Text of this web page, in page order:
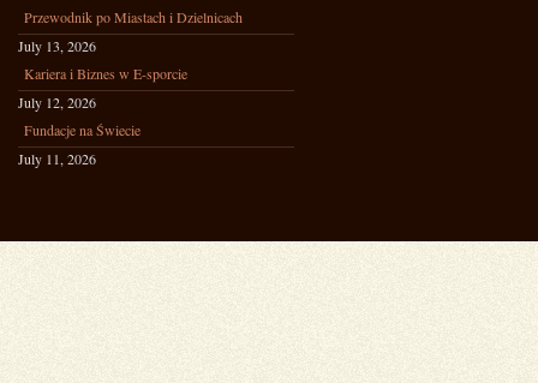
Przewodnik po Miastach i Dzielnicach
July 13, 2026
Kariera i Biznes w E-sporcie
July 12, 2026
Fundacje na Świecie
July 11, 2026